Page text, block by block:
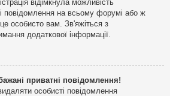
відімкнула можливість
повідомлення на всьому форумі або ж
особисто вам. Зв'яжіться з
додаткової інформації.
приватні повідомлення!
особисті повідомлення